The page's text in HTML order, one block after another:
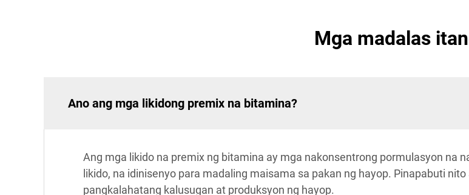
Mga madalas
Ano ang mga likidong premix na bitamina?
Ang mga likido na premix ng bitamina ay mga nakonsentrong pormulasyon na
likido, na idinisenyo para madaling maisama sa pakan ng hayop. Pinapabuti
pangkalahatang kalusugan at produksyon ng hayop.